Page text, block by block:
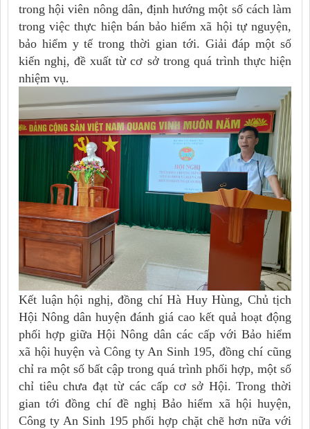
trong hội viên nông dân, định hướng một số cách làm
trong việc thực hiện bán bảo hiểm xã hội tự nguyện,
bảo hiểm y tế trong thời gian tới. Giải đáp một số
kiến nghị, đề xuất từ cơ sở trong quá trình thực hiện
nhiệm vụ.
Kết luận hội nghị, đồng chí Hà Huy Hùng, Chủ tịch
Hội Nông dân huyện đánh giá cao kết quả hoạt động
phối hợp giữa Hội Nông dân các cấp với Bảo hiểm
xã hội huyện và Công ty An Sinh 195, đồng chí cũng
chỉ ra một số bất cập trong quá trình phối hợp, một số
chỉ tiêu chưa đạt từ các cấp cơ sở Hội. Trong thời
gian tới đồng chí đề nghị Bảo hiểm xã hội huyện,
Công ty An Sinh 195 phối hợp chặt chẽ hơn nữa với